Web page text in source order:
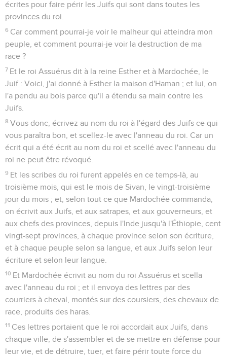
écrites pour faire périr les Juifs qui sont dans toutes les
provinces du roi.
6 Car comment pourrai-je voir le malheur qui atteindra mon
peuple, et comment pourrai-je voir la destruction de ma
race ?
7 Et le roi Assuérus dit à la reine Esther et à Mardochée, le
Juif : Voici, j'ai donné à Esther la maison d'Haman ; et lui, on
l'a pendu au bois parce qu'il a étendu sa main contre les
Juifs.
8 Vous donc, écrivez au nom du roi à l'égard des Juifs ce qui
vous paraîtra bon, et scellez-le avec l'anneau du roi. Car un
écrit qui a été écrit au nom du roi et scellé avec l'anneau du
roi ne peut être révoqué.
9 Et les scribes du roi furent appelés en ce temps-là, au
troisième mois, qui est le mois de Sivan, le vingt-troisième
jour du mois ; et, selon tout ce que Mardochée commanda,
on écrivit aux Juifs, et aux satrapes, et aux gouverneurs, et
aux chefs des provinces, depuis l'Inde jusqu'à l'Éthiopie, cent
vingt-sept provinces, à chaque province selon son écriture,
et à chaque peuple selon sa langue, et aux Juifs selon leur
écriture et selon leur langue.
10 Et Mardochée écrivit au nom du roi Assuérus et scella
avec l'anneau du roi ; et il envoya des lettres par des
courriers à cheval, montés sur des coursiers, des chevaux de
race, produits des haras.
11 Ces lettres portaient que le roi accordait aux Juifs, dans
chaque ville, de s'assembler et de se mettre en défense pour
leur vie, et de détruire, tuer, et faire périr toute force du